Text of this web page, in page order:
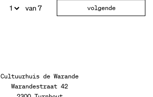
van 7 volgende
Cultuurhuis de Warande
Warandestraat 42